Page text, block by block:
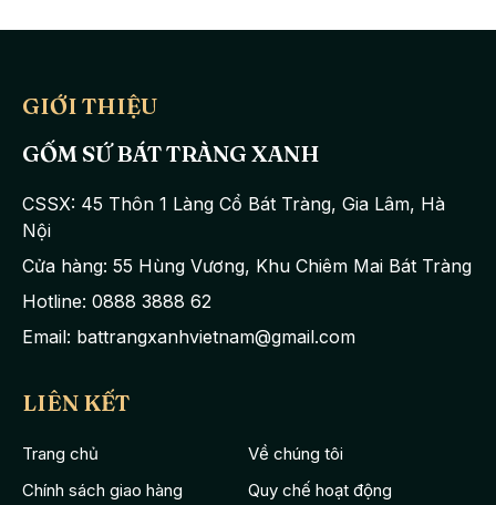
GIỚI THIỆU
GỐM SỨ BÁT TRÀNG XANH
CSSX: 45 Thôn 1 Làng Cổ Bát Tràng, Gia Lâm, Hà
Nội
Cửa hàng: 55 Hùng Vương, Khu Chiêm Mai Bát Tràng
Hotline: 0888 3888 62
Email: battrangxanhvietnam@gmail.com
LIÊN KẾT
Trang chủ
Về chúng tôi
Chính sách giao hàng
Quy chế hoạt động